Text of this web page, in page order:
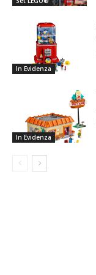
In Evidenza
In Evidenza